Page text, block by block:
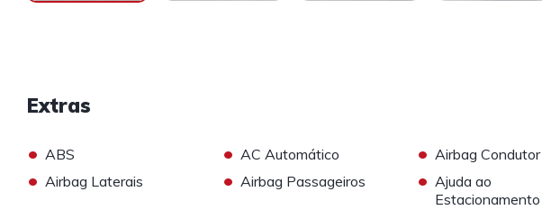
Extras
• ABS • AC Automático • Airbag Condutor
• Airbag Laterais • Airbag Passageiros • Ajuda ao
Estacionamento